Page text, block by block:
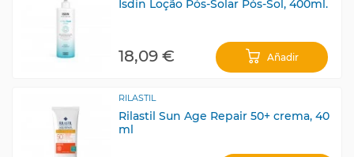
Isdin Loção Pós-Solar Pós-Sol, 400ml.
18,09 € Añadir
RILASTIL
Rilastil Sun Age Repair 50+ crema, 40
ml